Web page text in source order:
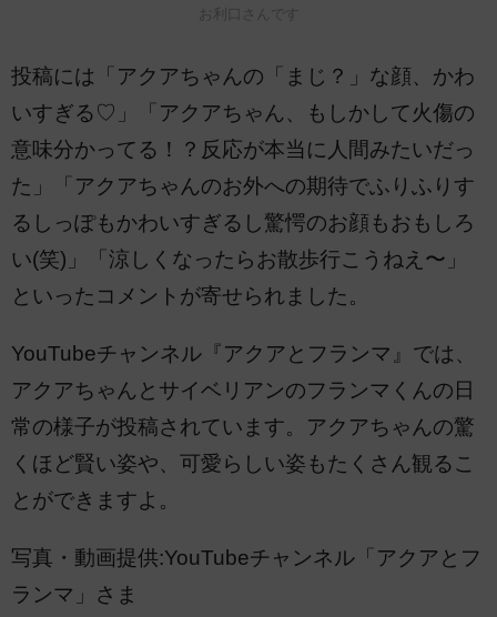
お利口さんです
投稿には「アクアちゃんの「まじ？」な顔、かわ
いすぎる♡」「アクアちゃん、もしかして火傷の
意味分かってる！？反応が本当に人間みたいだっ
た」「アクアちゃんのお外への期待でふりふりす
るしっぽもかわいすぎるし驚愕のお顔もおもしろ
い(笑)」「涼しくなったらお散歩行こうねえ〜」
といったコメントが寄せられました。
YouTubeチャンネル『アクアとフランマ』では、
アクアちゃんとサイベリアンのフランマくんの日
常の様子が投稿されています。アクアちゃんの驚
くほど賢い姿や、可愛らしい姿もたくさん観るこ
とができますよ。
写真・動画提供:YouTubeチャンネル「アクアとフ
ランマ」さま